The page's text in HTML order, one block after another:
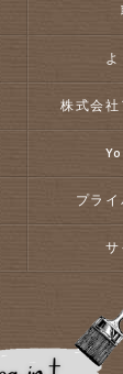
株式会
プラ